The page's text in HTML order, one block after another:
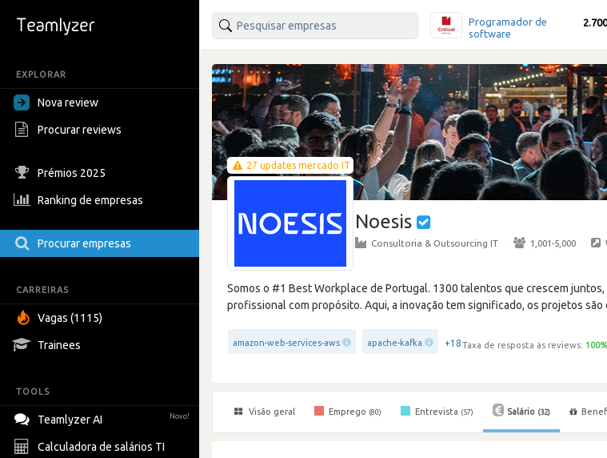
EXPLORAR
Nova review
Procurar reviews
Prémios 2025
Ranking de empresas
Procurar empresas
CARREIRAS
Vagas (1115)
Trainees
TOOLS
Teamlyzer AI Novo!
Calculadora de salários TI
Programador de
software
27 updates mercado IT
Noesis
Consultoria & Outsourcing IT · 1,001-5,000 ·
Somos o #1 Best Workplace de Portugal. 1300 talentos que crescem
profissional com propósito. Aqui, a inovação tem significado, os projetos são
amazon-web-services-aws apache-kafka +18Taxa de resposta às reviews: 100%
Visão geral Emprego (80) Entrevista (57) Salário (32)